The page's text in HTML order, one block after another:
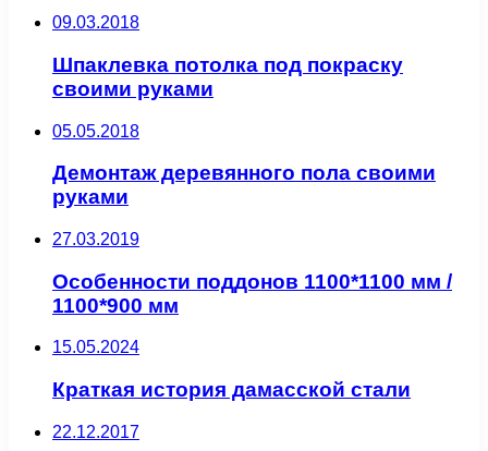
09.03.2018
Шпаклевка потолка под покраску
своими руками
05.05.2018
Демонтаж деревянного пола своими
руками
27.03.2019
Особенности поддонов 1100*1100 мм /
1100*900 мм
15.05.2024
Краткая история дамасской стали
22.12.2017